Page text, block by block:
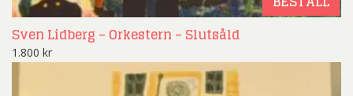
Sven Lidberg – Orkestern – Slutsåld
1.800 kr